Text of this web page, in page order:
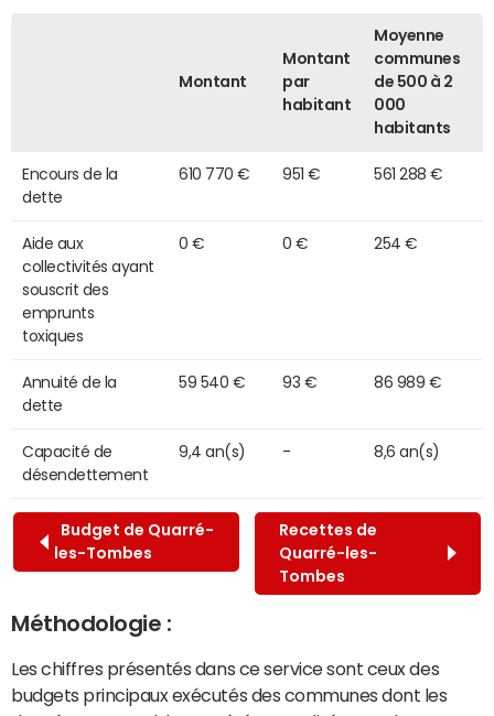
Montant
Montant
par
habitant
Moyenne
communes
de 500 à 2
000
habitants
Encours de la
dette
610 770 € 951 € 561 288 €
Aide aux
collectivités ayant
souscrit des
emprunts
toxiques
0 € 0 € 254 €
Annuité de la
dette
59 540 € 93 € 86 989 €
Capacité de
désendettement
9,4 an(s) - 8,6 an(s)
Budget de Quarré-
les-Tombes
Recettes de
Quarré-les-
Tombes
Méthodologie :
Les chiffres présentés dans ce service sont ceux des
budgets principaux exécutés des communes dont les